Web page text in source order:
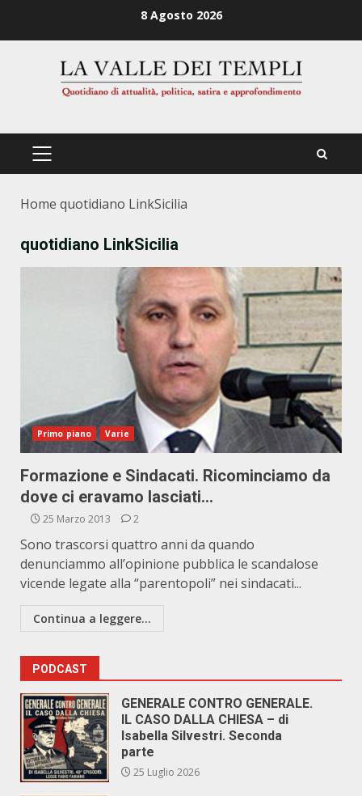
8 Agosto 2026
PRIMÄRES
Home quotidiano LinkSicilia
quotidiano LinkSicilia
Primo piano Varie
Formazione e Sindacati. Ricominciamo da
dove ci eravamo lasciati…
25 Marzo 2013 2
Sono trascorsi quattro anni da quando
denunciammo all’opinione pubblica le scandalose
vicende legate alla “parentopoli” nei sindacati...
Continua a leggere...
PODCAST
GENERALE CONTRO GENERALE.
IL CASO DALLA CHIESA – di
Isabella Silvestri. Seconda
parte
25 Luglio 2026